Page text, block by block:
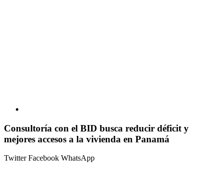
Consultoría con el BID busca reducir déficit y
mejores accesos a la vivienda en Panamá
TwitterFacebook WhatsApp